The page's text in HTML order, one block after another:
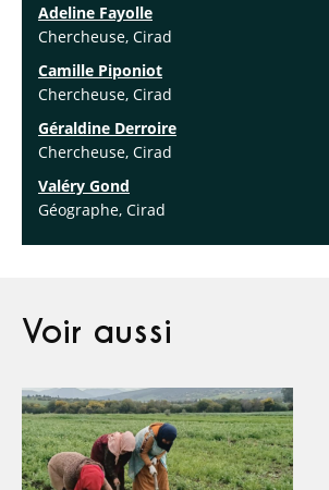
Adeline Fayolle
Chercheuse, Cirad
Camille Piponiot
Chercheuse, Cirad
Géraldine Derroire
Chercheuse, Cirad
Valéry Gond
Géographe, Cirad
Voir aussi